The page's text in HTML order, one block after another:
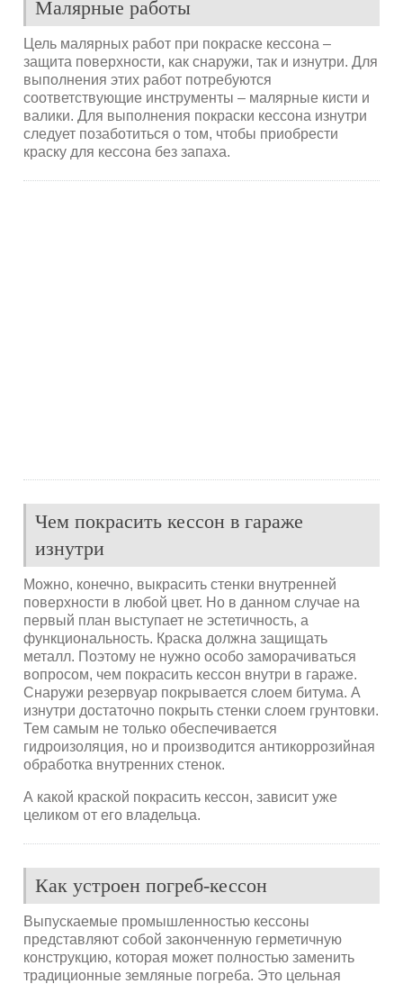
Малярные работы
Цель малярных работ при покраске кессона –
защита поверхности, как снаружи, так и изнутри. Для
выполнения этих работ потребуются
соответствующие инструменты – малярные кисти и
валики. Для выполнения покраски кессона изнутри
следует позаботиться о том, чтобы приобрести
краску для кессона без запаха.
Чем покрасить кессон в гараже
изнутри
Можно, конечно, выкрасить стенки внутренней
поверхности в любой цвет. Но в данном случае на
первый план выступает не эстетичность, а
функциональность. Краска должна защищать
металл. Поэтому не нужно особо заморачиваться
вопросом, чем покрасить кессон внутри в гараже.
Снаружи резервуар покрывается слоем битума. А
изнутри достаточно покрыть стенки слоем грунтовки.
Тем самым не только обеспечивается
гидроизоляция, но и производится антикоррозийная
обработка внутренних стенок.
А какой краской покрасить кессон, зависит уже
целиком от его владельца.
Как устроен погреб-кессон
Выпускаемые промышленностью кессоны
представляют собой законченную герметичную
конструкцию, которая может полностью заменить
традиционные земляные погреба. Это цельная